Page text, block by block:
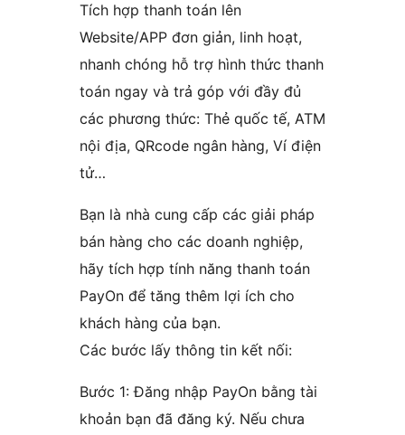
Tích hợp thanh toán lên
Website/APP đơn giản, linh hoạt,
nhanh chóng hỗ trợ hình thức thanh
toán ngay và trả góp với đầy đủ
các phương thức: Thẻ quốc tế, ATM
nội địa, QRcode ngân hàng, Ví điện
tử…
Bạn là nhà cung cấp các giải pháp
bán hàng cho các doanh nghiệp,
hãy tích hợp tính năng thanh toán
PayOn để tăng thêm lợi ích cho
khách hàng của bạn.
Các bước lấy thông tin kết nối:
Bước 1: Đăng nhập PayOn bằng tài
khoản bạn đã đăng ký. Nếu chưa